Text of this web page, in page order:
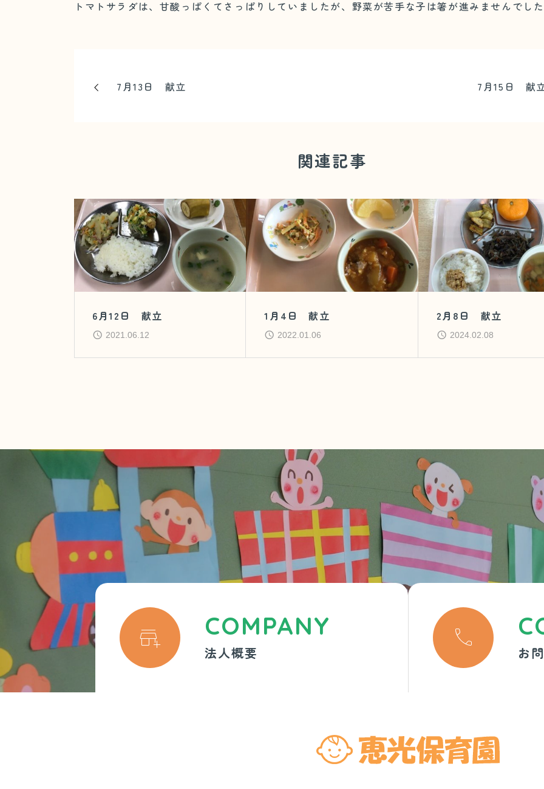
トマトサラダは、甘酸っぱくてさっぱりしていましたが、野菜が苦手な子は箸が進みませんでし
7月13日 献立 7月15日 献
関連記事
6月12日 献立
2021.06.12
1月4日 献立
2022.01.06
2月8日 献立
2024.02.08
 COMPANY
法人概要  お